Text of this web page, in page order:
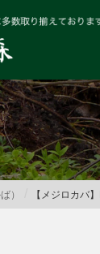
） 【メジロカバ